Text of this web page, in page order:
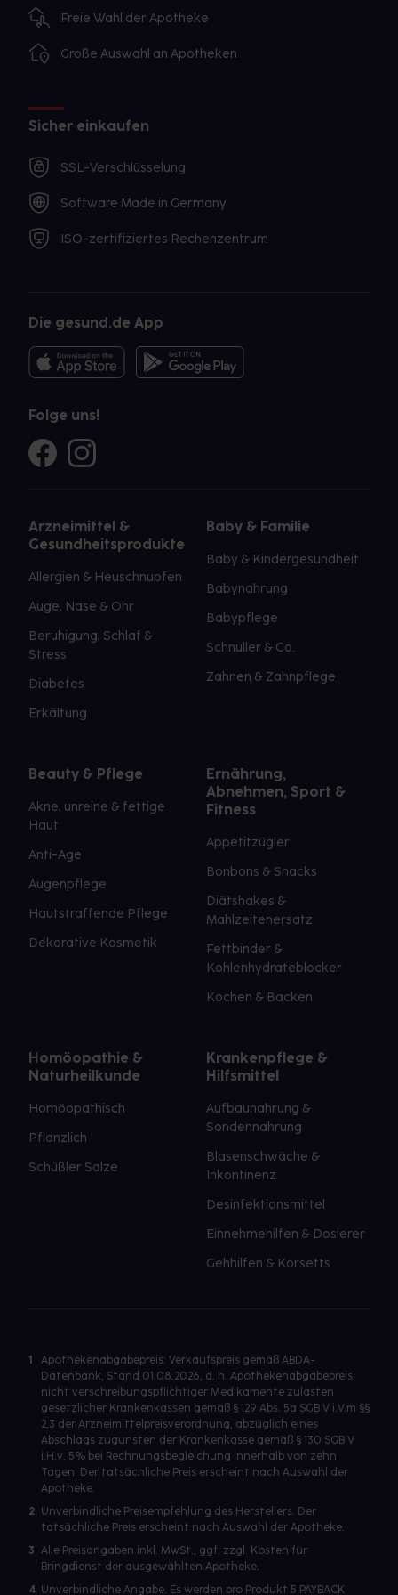
Freie Wahl der Apotheke
Große Auswahl an Apotheken
Sicher einkaufen
SSL-Verschlüsselung
Software Made in Germany
ISO-zertifiziertes Rechenzentrum
Die gesund.de App
Folge uns!
Arzneimittel &
Gesundheitsprodukte
Allergien & Heuschnupfen
Auge, Nase & Ohr
Beruhigung, Schlaf &
Stress
Diabetes
Erkältung
Baby & Familie
Baby & Kindergesundheit
Babynahrung
Babypflege
Schnuller & Co.
Zahnen & Zahnpflege
Beauty & Pflege
Akne, unreine & fettige
Haut
Anti-Age
Augenpflege
Hautstraffende Pflege
Dekorative Kosmetik
Ernährung,
Abnehmen, Sport &
Fitness
Appetitzügler
Bonbons & Snacks
Diätshakes &
Mahlzeitenersatz
Fettbinder &
Kohlenhydrateblocker
Kochen & Backen
Homöopathie &
Naturheilkunde
Homöopathisch
Pflanzlich
Schüßler Salze
Krankenpflege &
Hilfsmittel
Aufbaunahrung &
Sondennahrung
Blasenschwäche &
Inkontinenz
Desinfektionsmittel
Einnehmehilfen & Dosierer
Gehhilfen & Korsetts
1
Apothekenabgabepreis: Verkaufspreis gemäß ABDA-
Datenbank, Stand 01.08.2026, d. h. Apothekenabgabepreis
nicht verschreibungspflichtiger Medikamente zulasten
gesetzlicher Krankenkassen gemäß § 129 Abs. 5a SGB V i.V.m §§
2,3 der Arzneimittelpreisverordnung, abzüglich eines
Abschlags zugunsten der Krankenkasse gemäß § 130 SGB V
i.H.v. 5% bei Rechnungsbegleichung innerhalb von zehn
Tagen. Der tatsächliche Preis erscheint nach Auswahl der
Apotheke.
2 Unverbindliche Preisempfehlung des Herstellers. Der
tatsächliche Preis erscheint nach Auswahl der Apotheke.
3 Alle Preisangaben inkl. MwSt., ggf. zzgl. Kosten für
Bringdienst der ausgewählten Apotheke.
4 Unverbindliche Angabe. Es werden pro Produkt 5 PAYBACK